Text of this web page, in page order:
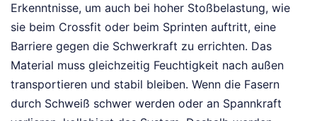
Erkenntnisse, um auch bei hoher Stoßbelastung, wie
sie beim Crossfit oder beim Sprinten auftritt, eine
Barriere gegen die Schwerkraft zu errichten. Das
Material muss gleichzeitig Feuchtigkeit nach außen
transportieren und stabil bleiben. Wenn die Fasern
durch Schweiß schwer werden oder an Spannkraft